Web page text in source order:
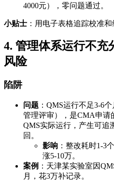
4000元），零问题通过。
小贴士 ：用电子表格追踪校准
4. 管理体系运行不充
风险
陷阱
问题 ：QMS运行不足3-6
管理评审），是CMA申请
QMS实际运行，产生可追
回。
影响 ：整改耗时1-3
涨5-10万。
案例 ：天津某实验室因
月，花3万补记录。